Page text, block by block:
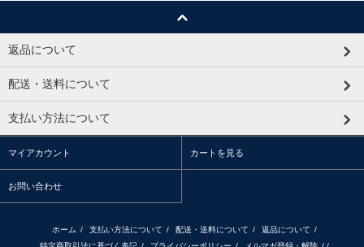
返品について
配送・送料について
支払い方法について
マイアカウント カートを見る
お問い合わせ
ホーム / 支払い方法について / 配送・送料について / 返品について /